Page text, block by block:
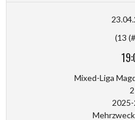
(13
Mixed-Liga
2